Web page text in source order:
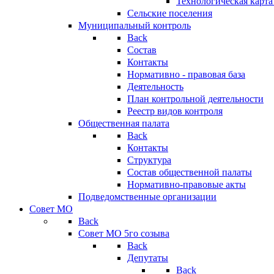
Сельские поселения
Муниципальный контроль
Back
Состав
Контакты
Нормативно - правовая база
Деятельность
План контрольной деятельности
Реестр видов контроля
Общественная палата
Back
Контакты
Структура
Состав общественной палаты
Нормативно-правовые акты
Подведомственные организации
Совет МО
Back
Совет МО 5го созыва
Back
Депутаты
Back